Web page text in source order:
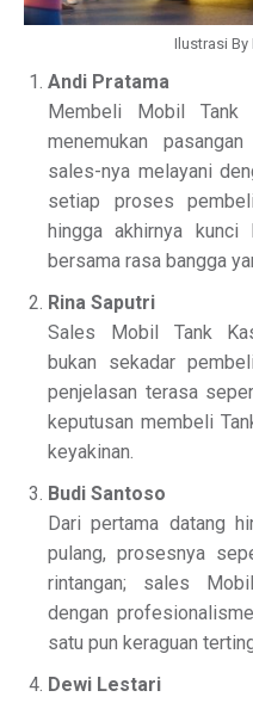
Ilustrasi
Andi Pratama
Membeli Mobil Tank
menemukan
sales-nya melayani
setiap proses
hingga akhirnya kunci
bersama rasa bangga
Rina Saputri
Sales Mobil Tank
bukan sekadar
penjelasan terasa
keputusan membeli
keyakinan.
Budi Santoso
Dari pertama datang
pulang, prosesnya
rintangan; sales
dengan
satu pun keraguan
Dewi Lestari